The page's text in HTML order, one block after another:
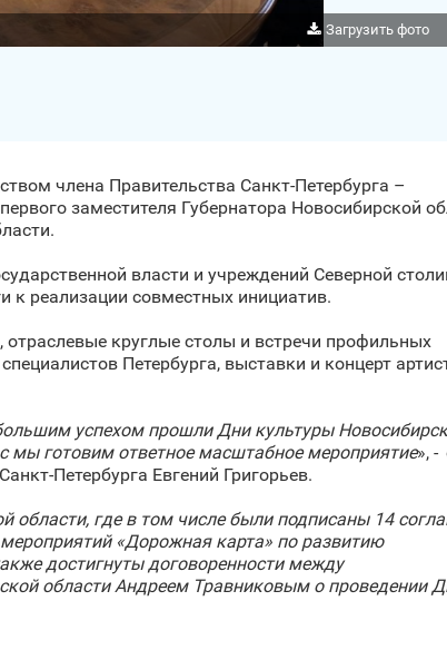
Загрузить фото
члена Правительства Санкт‑Петербурга –
заместителя Губернатора Новосибирской
власти и учреждений Северной
к реализации совместных инициатив.
круглые столы и встречи профильных
Петербурга, выставки и концерт
успехом прошли Дни культуры
мы готовим ответное масштабное мероприятие», -
Евгений Григорьев.
области, где в том числе были подписаны 14
«Дорожная карта» по развитию
достигнуты договоренности между
области Андреем Травниковым о проведении